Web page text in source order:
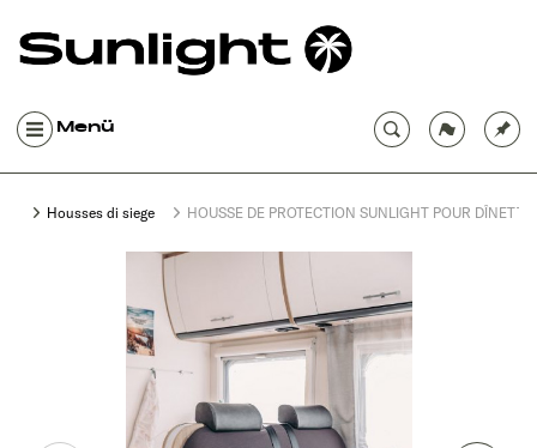
Menü
Housses di siege HOUSSE DE PROTECTION SUNLIGHT POUR DÎNETTE